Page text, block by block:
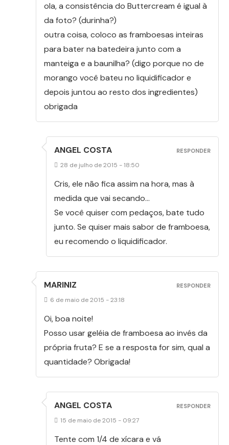
ola, a consistência do Buttercream é igual à
da foto? (durinha?)
outra coisa, coloco as framboesas inteiras
para bater na batedeira junto com a
manteiga e a baunilha? (digo porque no de
morango você bateu no liquidificador e
depois juntou ao resto dos ingredientes)
obrigada
ANGEL COSTA
28 de julho de 2015 - 18:50
Cris, ele não fica assim na hora, mas à
medida que vai secando…
Se você quiser com pedaços, bate tudo
junto. Se quiser mais sabor de framboesa,
eu recomendo o liquidificador.
RESPONDER
MARINIZ
6 de maio de 2015 - 23:18
Oi, boa noite!
Posso usar geléia de framboesa ao invés da
própria fruta? E se a resposta for sim, qual a
quantidade? Obrigada!
RESPONDER
ANGEL COSTA
15 de maio de 2015 - 09:27
Tente com 1/4 de xícara e vá
RESPONDER